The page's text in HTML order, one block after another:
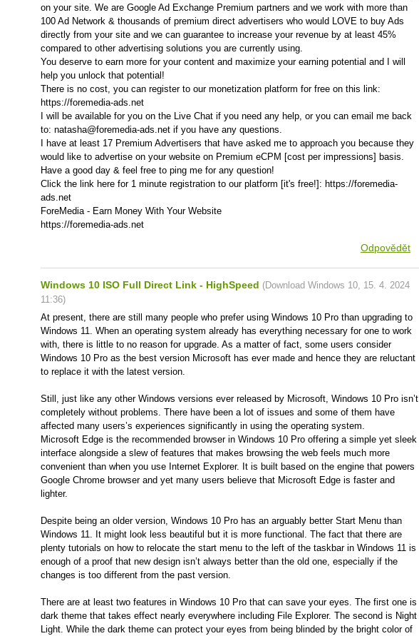
on your site. We are Google Ad Exchange Premium partners and we work with more than
100 Ad Network & thousands of premium direct advertisers who would LOVE to buy Ads
directly from your site and we can guarantee to increase your revenue by at least 45%
compared to other advertising solutions you are currently using.
You deserve to earn more for your content and maximize your earning potential and I will
help you unlock that potential!
There is no cost, you can register to our monetization platform for free on this link:
https://foremedia-ads.net
I will be available for you on the Live Chat if you need any help, or you can email me back
to: natasha@foremedia-ads.net if you have any questions.
I have at least 17 Premium Advertisers that have asked me to approach you because they
would like to advertise on your website on Premium eCPM [cost per impressions] basis.
Have a good day & feel free to ping me for any question!
Click the link here for 1 minute registration to our platform [it's free!]: https://foremedia-
ads.net
ForeMedia - Earn Money With Your Website
https://foremedia-ads.net
Odpovědět
Windows 10 ISO Full Direct Link - HighSpeed (Download Windows 10, 15. 4. 2024
11:36)
At present, there are still many people who prefer using Windows 10 Pro than upgrading to
Windows 11. When an operating system already has everything necessary for one to work
with, there is little to no reason for upgrade. As a matter of fact, some users consider
Windows 10 Pro as the best version Microsoft has ever made and hence they are reluctant
to replace it with the latest version.
Still, just like any other Windows versions ever released by Microsoft, Windows 10 Pro isn’t
completely without problems. There have been a lot of issues and some of them have
affected many users’s experiences significantly in using the operating system.
Microsoft Edge is the recommended browser in Windows 10 Pro offering a simple yet sleek
interface alongside a slew of features that makes browsing the web feels much more
convenient than when you use Internet Explorer. It is built based on the engine that powers
Google Chrome browser and yet many users believe that Microsoft Edge is faster and
lighter.
Despite being an older version, Windows 10 Pro has an arguably better Start Menu than
Windows 11. It might look less beautiful but it is more functional. The fact that there are
plenty tutorials on how to relocate the start menu to the left of the taskbar in Windows 11 is
enough of a proof that new design isn’t always better than the old one, especially if the
changes is too different from the past version.
There are at least two features in Windows 10 Pro that can save your eyes. The first one is
dark theme that takes effect nearly everywhere including File Explorer. The second is Night
Light. While the dark theme can protect your eyes from being blinded by the bright color of